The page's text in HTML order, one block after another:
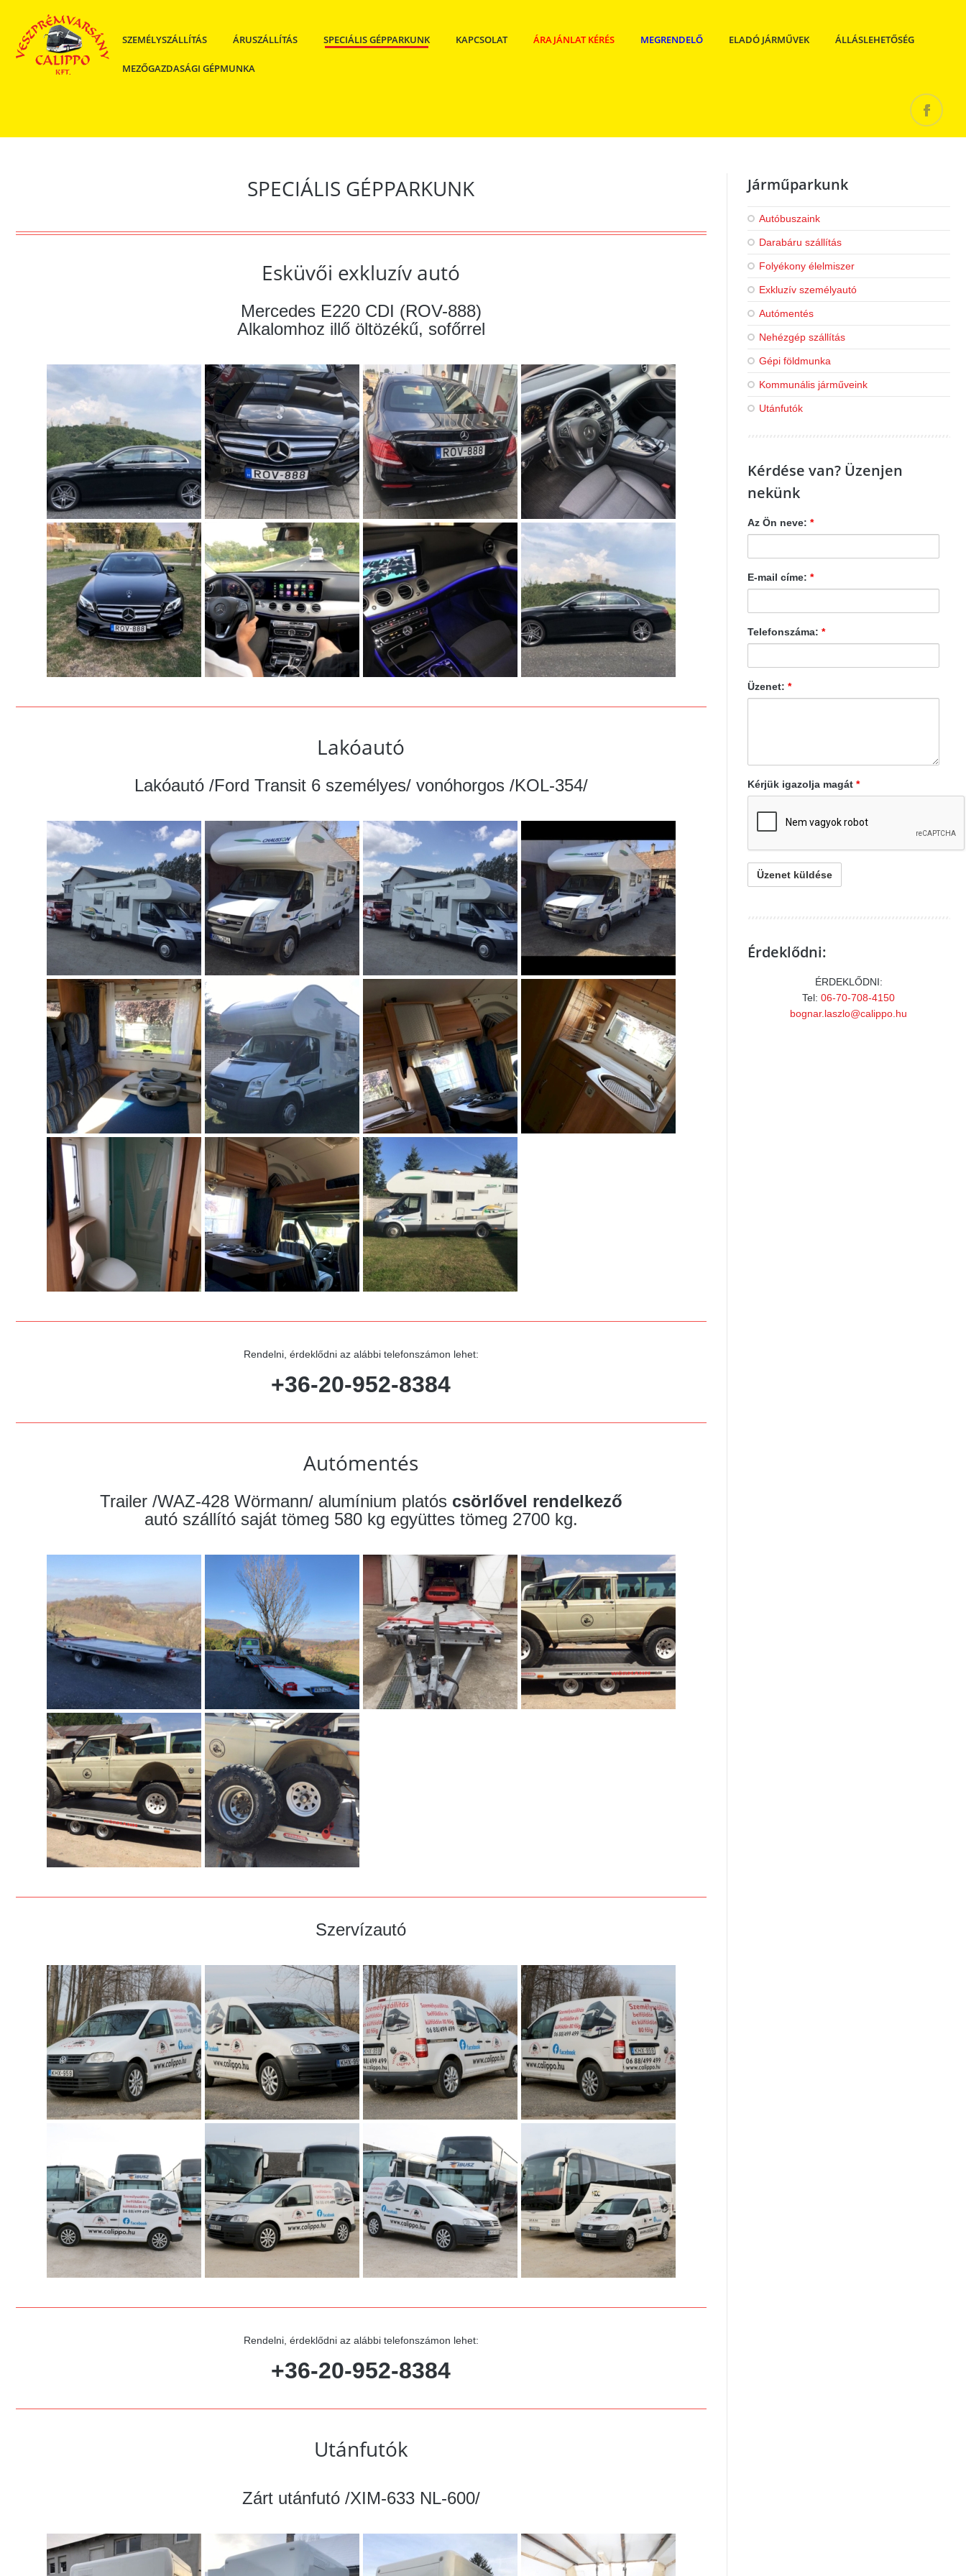
SZEMÉLYSZÁLLÍTÁS ÁRUSZÁLLÍTÁS SPECIÁLIS GÉPPARKUNK KAPCSOLAT ÁRAJÁNLAT KÉRÉS MEGRENDELŐ ELADÓ JÁRMŰVEK ÁLLÁSLEHETŐSÉG
MEZŐGAZDASÁGI GÉPMUNKA
SPECIÁLIS GÉPPARKUNK
Esküvői exkluzív autó
Mercedes E220 CDI (ROV-888)
Alkalomhoz illő öltözékű, sofőrrel
Lakóautó
Lakóautó /Ford Transit 6 személyes/ vonóhorgos /KOL-354/
Rendelni, érdeklődni az alábbi telefonszámon lehet:
+36-20-952-8384
Autómentés
Trailer /WAZ-428 Wörmann/ alumínium platós csörlővel rendelkező
autó szállító saját tömeg 580 kg együttes tömeg 2700 kg.
Szervízautó
Rendelni, érdeklődni az alábbi telefonszámon lehet:
+36-20-952-8384
Utánfutók
Zárt utánfutó /XIM-633 NL-600/
Járműparkunk
Autóbuszaink
Darabáru szállítás
Folyékony élelmiszer
Exkluzív személyautó
Autómentés
Nehézgép szállítás
Gépi földmunka
Kommunális járműveink
Utánfutók
Kérdése van? Üzenjen
nekünk
Az Ön neve: *
E-mail címe: *
Telefonszáma: *
Üzenet: *
Kérjük igazolja magát *
Érdeklődni:
ÉRDEKLŐDNI:
Tel:06-70-708-4150
bognar.laszlo@calippo.hu